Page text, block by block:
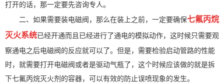
打开的话，那一定要先咨询专人。
二、如果需要装电磁阀，那么在装上之前，一定要确保七氟丙烷
灭火系统已经开通而且已经进行了通电的模拟动作，这时候只需要观
察通电之后电磁阀的反应就可以了。但是，需要检验启动管路的性能
时，就需要打开电磁阀或者是驱动气瓶了，这个时候应该做的就是拆
下七氟丙烷灭火剂的容器，可以有效的防止误喷现象的发生。